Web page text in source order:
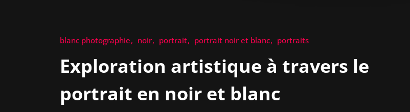
blanc photographie noir portrait portrait noir et blanc portraits
Exploration artistique à travers le
portrait en noir et blanc